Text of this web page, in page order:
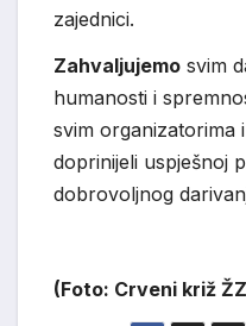
zajednici.
Zahvaljujemo svim
humanosti i
svim organizatorima
doprinijeli uspješnoj
dobrovoljnog
(Foto: Crveni križ